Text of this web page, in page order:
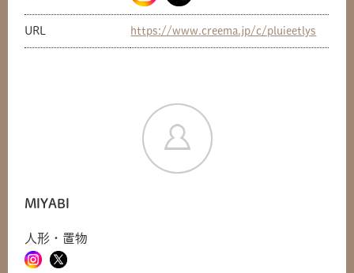
URL https://www.creema.jp/c/pluieetlys
MIYABI
人形・置物
共有方法を選択